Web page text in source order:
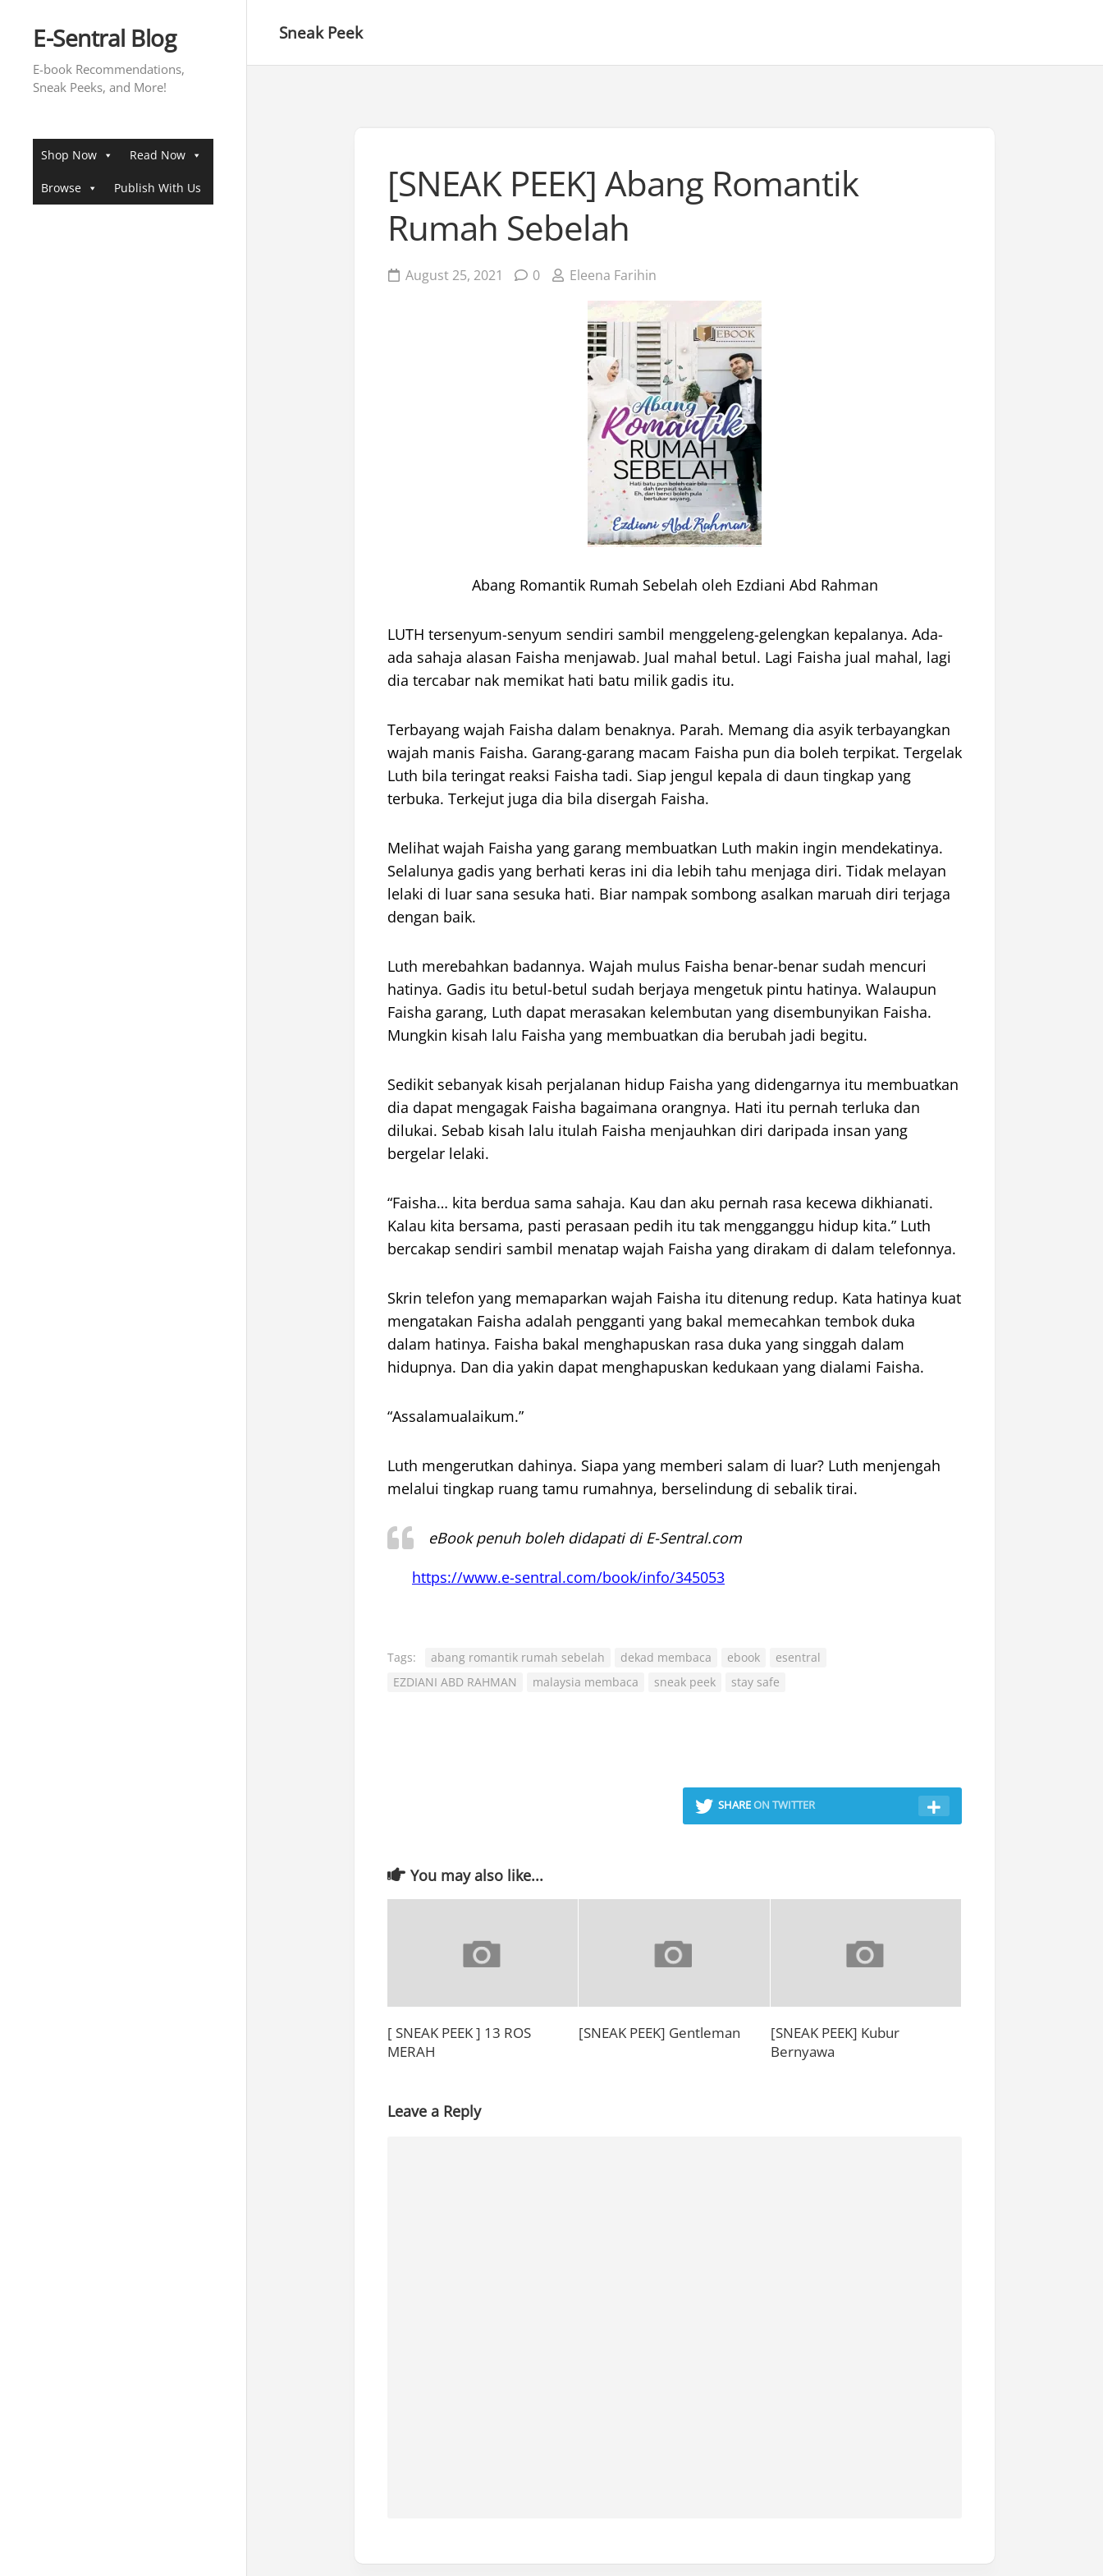
contentE-Sentral Blog
E-book Recommendations,
Sneak Peeks, and More!
Shop Now Read Now
Browse Publish With Us
Sneak Peek
[SNEAK PEEK] Abang Romantik
Rumah Sebelah
August 25, 2021 0 Eleena Farihin
Abang Romantik Rumah Sebelah oleh Ezdiani Abd Rahman
LUTH tersenyum-senyum sendiri sambil menggeleng-gelengkan kepalanya. Ada-
ada sahaja alasan Faisha menjawab. Jual mahal betul. Lagi Faisha jual mahal, lagi
dia tercabar nak memikat hati batu milik gadis itu.
Terbayang wajah Faisha dalam benaknya. Parah. Memang dia asyik terbayangkan
wajah manis Faisha. Garang-garang macam Faisha pun dia boleh terpikat. Tergelak
Luth bila teringat reaksi Faisha tadi. Siap jengul kepala di daun tingkap yang
terbuka. Terkejut juga dia bila disergah Faisha.
Melihat wajah Faisha yang garang membuatkan Luth makin ingin mendekatinya.
Selalunya gadis yang berhati keras ini dia lebih tahu menjaga diri. Tidak melayan
lelaki di luar sana sesuka hati. Biar nampak sombong asalkan maruah diri terjaga
dengan baik.
Luth merebahkan badannya. Wajah mulus Faisha benar-benar sudah mencuri
hatinya. Gadis itu betul-betul sudah berjaya mengetuk pintu hatinya. Walaupun
Faisha garang, Luth dapat merasakan kelembutan yang disembunyikan Faisha.
Mungkin kisah lalu Faisha yang membuatkan dia berubah jadi begitu.
Sedikit sebanyak kisah perjalanan hidup Faisha yang didengarnya itu membuatkan
dia dapat mengagak Faisha bagaimana orangnya. Hati itu pernah terluka dan
dilukai. Sebab kisah lalu itulah Faisha menjauhkan diri daripada insan yang
bergelar lelaki.
“Faisha… kita berdua sama sahaja. Kau dan aku pernah rasa kecewa dikhianati.
Kalau kita bersama, pasti perasaan pedih itu tak mengganggu hidup kita.” Luth
bercakap sendiri sambil menatap wajah Faisha yang dirakam di dalam telefonnya.
Skrin telefon yang memaparkan wajah Faisha itu ditenung redup. Kata hatinya kuat
mengatakan Faisha adalah pengganti yang bakal memecahkan tembok duka
dalam hatinya. Faisha bakal menghapuskan rasa duka yang singgah dalam
hidupnya. Dan dia yakin dapat menghapuskan kedukaan yang dialami Faisha.
“Assalamualaikum.”
Luth mengerutkan dahinya. Siapa yang memberi salam di luar? Luth menjengah
melalui tingkap ruang tamu rumahnya, berselindung di sebalik tirai.
eBook penuh boleh didapati di E-Sentral.com
https://www.e-sentral.com/book/info/345053
Tags: abang romantik rumah sebelah dekad membaca ebook
esentral
EZDIANI ABD RAHMAN
malaysia membaca sneak peek stay safe
SHAREON TWITTER
You may also like...
[ SNEAK PEEK ] 13 ROS
MERAH
[SNEAK PEEK] Gentleman
[SNEAK PEEK] Kubur
Bernyawa
Leave a Reply